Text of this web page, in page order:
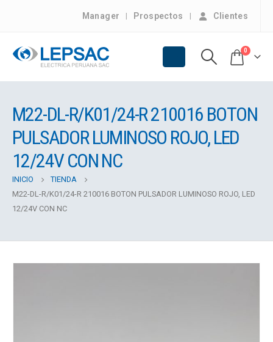
Manager Prospectos Clientes
0
M22-DL-R/K01/24-R 210016 BOTON
PULSADOR LUMINOSO ROJO, LED
12/24V CON NC
INICIO
TIENDA
M22-DL-R/K01/24-R 210016 BOTON PULSADOR LUMINOSO ROJO, LED
12/24V CON NC